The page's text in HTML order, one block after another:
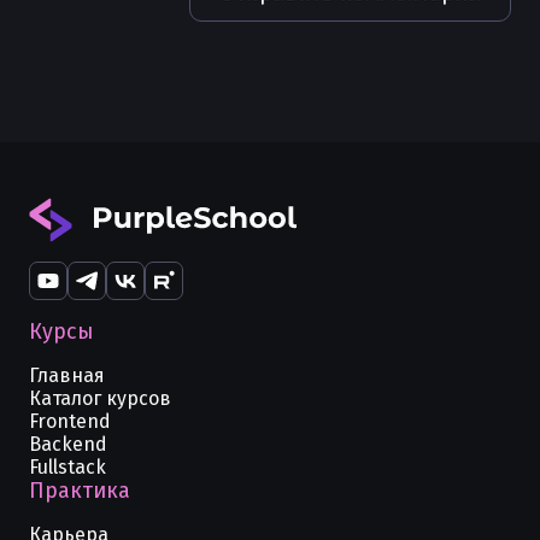
Каналы (channels) в Golang
Курсы
Главная
Каталог курсов
Frontend
Backend
Fullstack
Практика
Карьера